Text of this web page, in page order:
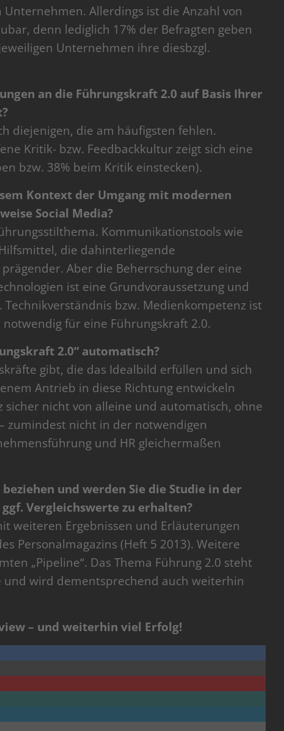
Allerdings ist die Anzahl von
denn lediglich 17% der Befragten geben
Unternehmen ihre diesbzgl.
an die Führungskraft 2.0 auf Basis Ihrer
diejenigen, die am häufigsten fehlen.
Kritik- bzw. Feedbackkultur zeigt sich eine
bzw. 38% beim Kritik einstecken).
Kontext der Umgang mit modernen
Social Media?
Kommunikationstools wie
die dahinterliegende
Aber die Beherrschung der eine
ist eine Grundvoraussetzung und
bzw. Medienkompetenz ist
für eine Führungskraft 2.0.
2.0“ automatisch?
gibt, die das Idealbild erfüllen und sich
Antrieb in diese Richtung entwickeln
sicher nicht von alleine und automatisch, ohne
zumindest nicht in der notwendigen
und HR gleichermaßen
und werden Sie die Studie in der
Vergleichswerte zu erhalten?
weiteren Ergebnissen und Erläuterungen
Personalmagazins (Heft 5 2013). Weitere
„Pipeline“. Das Thema Führung 2.0 steht
wird dementsprechend auch weiterhin
– und weiterhin viel Erfolg!